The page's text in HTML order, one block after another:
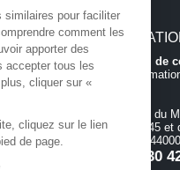
similaires pour faciliter
comment les
apporter des
accepter tous les
cliquer sur «
cliquez sur le lien
de page.
Hotline et suivi de
Toutes les
ouvert du
de 10h00 à 12h45 et
18 allée Baco -
02 40 35 30